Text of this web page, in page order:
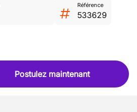
Référence
533629
Postulez maintenant